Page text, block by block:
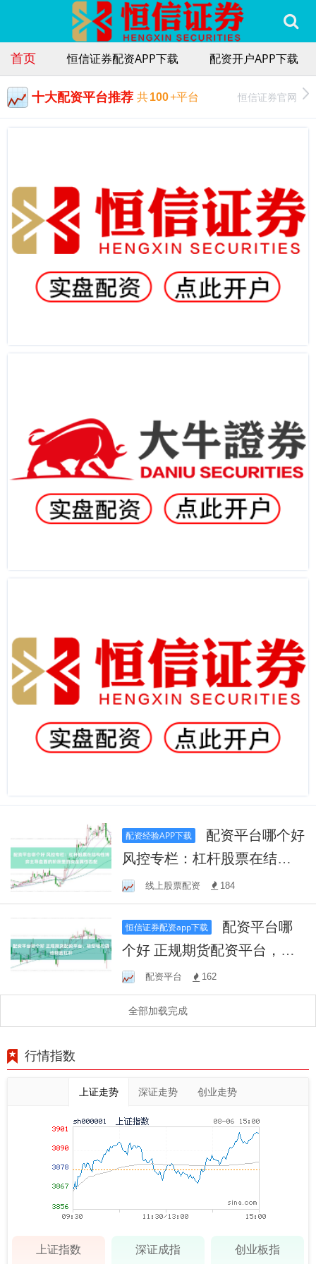
首页 恒信证券配资APP下载 配资开户APP下载
十大配资平台推荐 共100+平台 恒信证券官网
配资经验APP下载
风控专栏：杠杆股票在结构
性博弈主导盘面的阶段里的
资金属性匹配
线上股票配资 184
恒信证券配资app下载
个好 正规期货配资平台，助
您轻松撬动财富杠杆
配资平台 162
全部加载完成
行情指数
上证走势 深证走势 创业走势
上证指数 深证成指 创业板指